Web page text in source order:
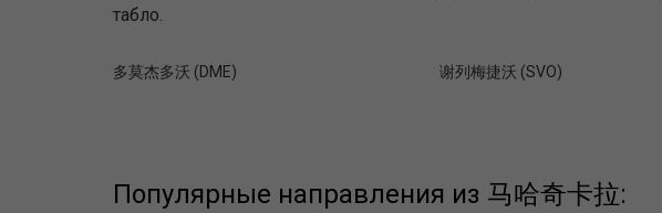
табло.
多莫杰多沃 (DME) 谢列梅捷沃 (SVO)
Популярные направления из 马哈奇卡拉: